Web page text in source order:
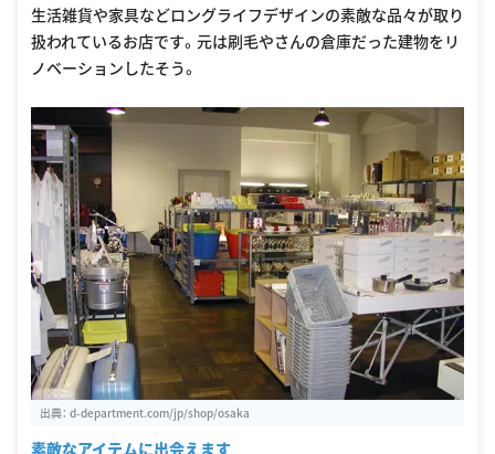
生活雑貨や家具などロングライフデザインの素敵な品々が取り
扱われているお店です。元は刷毛やさんの倉庫だった建物をリ
ノベーションしたそう。
出典： d-department.com/jp/shop/osaka
素敵なアイテムに出会えます